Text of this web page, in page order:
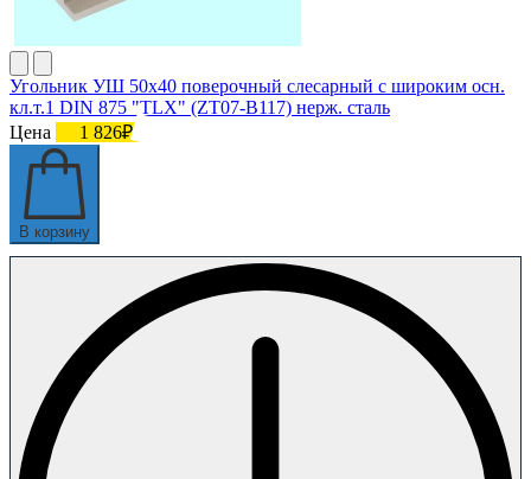
Угольник УШ 50х40 поверочный слесарный с широким осн.
кл.т.1 DIN 875 "TLX" (ZT07-B117) нерж. сталь
Цена
1 826₽
В корзину